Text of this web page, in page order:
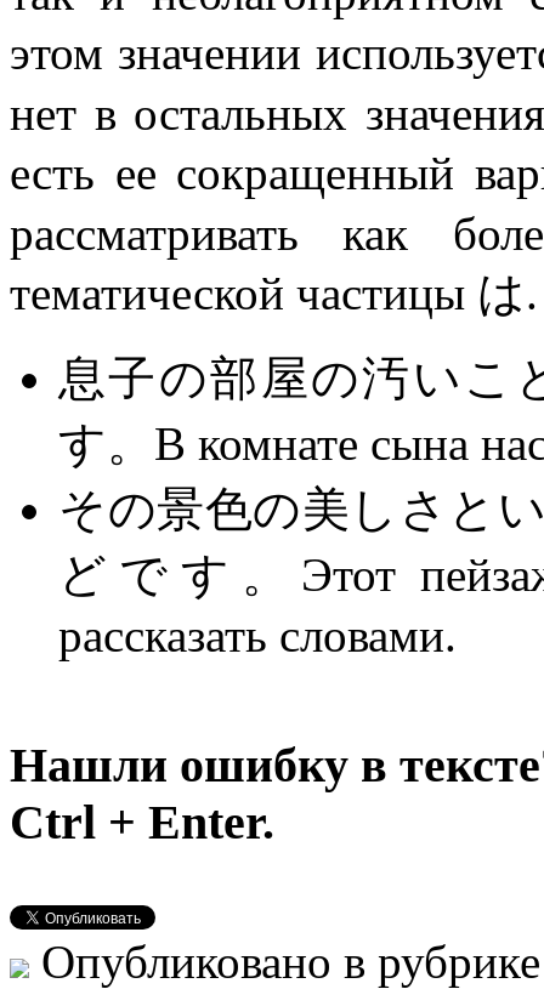
этом значении
нет в остальных
есть ее сокращенный
рассматривать как
тематической частицы は.
息子の部屋の汚いこ
す。В комнате сына
その景色の美しさと
どです。Этот
рассказать словами.
Нашли ошибку в
Ctrl + Enter.
Опубликовано в